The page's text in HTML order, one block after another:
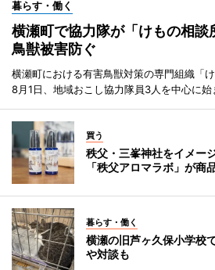
暮らす・働く
横瀬町で協力隊が「けもの相
鳥獣被害防ぐ
横瀬町における有害鳥獣対策の専門組織「
8月1日、地域おこし協力隊員3人を中心に始
買う
秩父・三峯神社をイメー
「秩父アロマラボ」が商
暮らす・働く
横瀬の旧芦ヶ久保小学校
や対談も